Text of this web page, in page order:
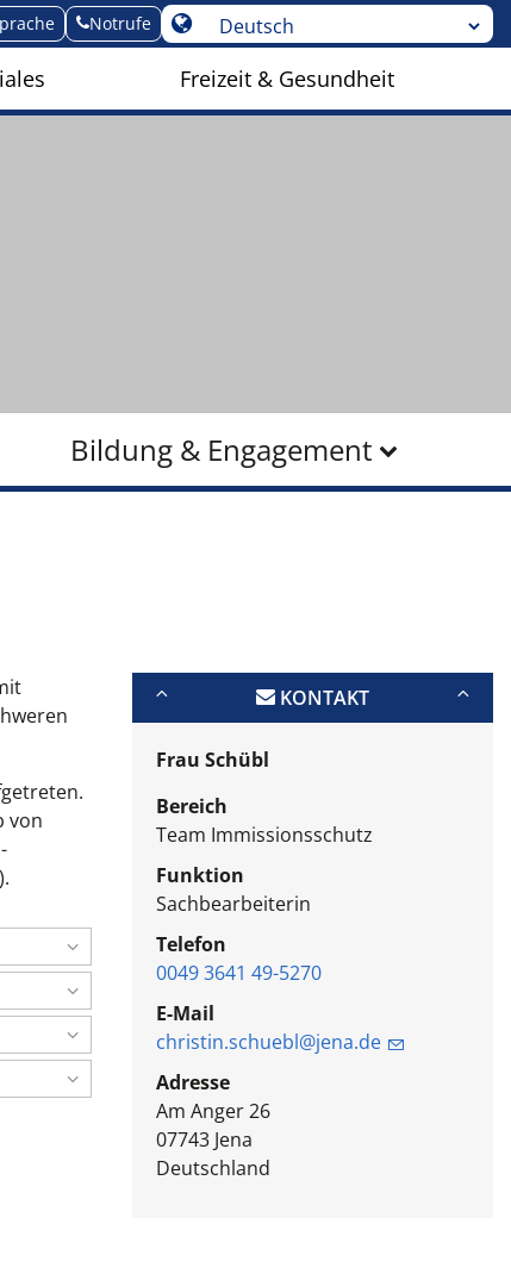
Notrufe
Freizeit & Gesundheit
Bildung & Engagement
von
KONTAKT
Frau Schübl
Bereich
Team Immissionsschutz
Funktion
Sachbearbeiterin
Telefon
0049 3641 49-5270
E-Mail
christin.schuebl@jena.de
Adresse
Am Anger 26
07743 Jena
Deutschland